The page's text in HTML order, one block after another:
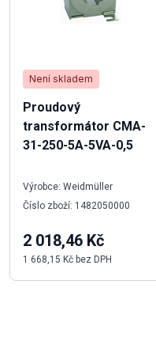
Není skladem
Proudový
transformátor CMA-
31-250-5A-5VA-0,5
Výrobce: Weidmüller
Číslo zboží: 1482050000
2 018,46 Kč
1 668,15 Kč bez DPH